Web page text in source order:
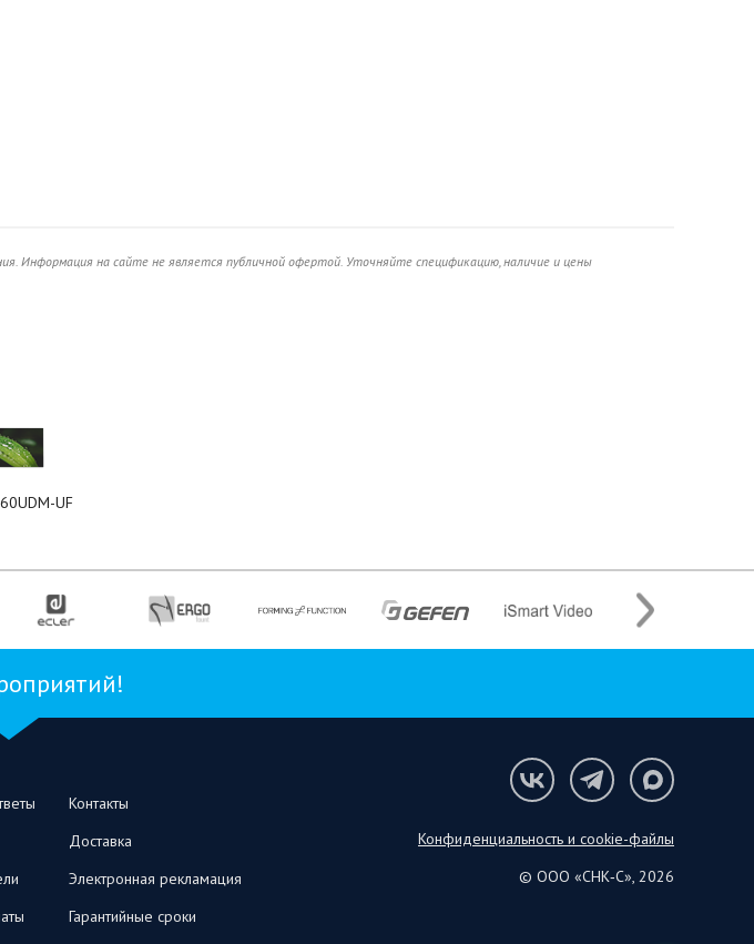
Информация на сайте не является публичной офертой. Уточняйте спецификацию, наличие и цены
UF
Контакты
Доставка
Электронная рекламация
Гарантийные сроки
Конфиденциальность и cookie-файлы
© ООО «СНК‑С», 2026